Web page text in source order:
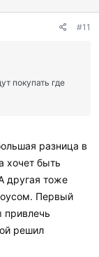
#11
покупать где
разница в
хочет быть
другая тоже
Первый
привлечь
решил